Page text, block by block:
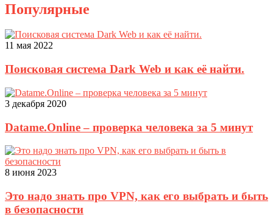
Популярные
11 мая 2022
Поисковая система Dark Web и как её найти.
3 декабря 2020
Datame.Online – проверка человека за 5 минут
8 июня 2023
Это надо знать про VPN, как его выбрать и быть
в безопасности